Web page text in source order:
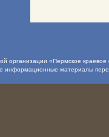
организации «Пермское
информационные материалы